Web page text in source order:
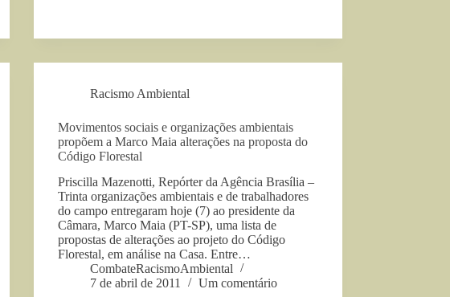
Racismo Ambiental
Movimentos sociais e organizações ambientais
propõem a Marco Maia alterações na proposta do
Código Florestal
Priscilla Mazenotti, Repórter da Agência Brasília –
Trinta organizações ambientais e de trabalhadores
do campo entregaram hoje (7) ao presidente da
Câmara, Marco Maia (PT-SP), uma lista de
propostas de alterações ao projeto do Código
Florestal, em análise na Casa. Entre…
CombateRacismoAmbiental
7 de abril de 2011
Um comentário